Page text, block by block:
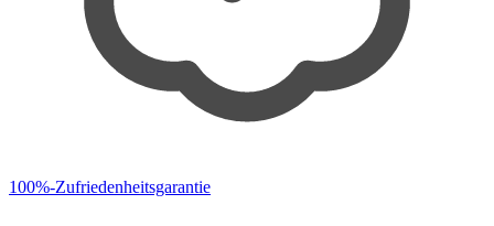
100%-Zufriedenheitsgarantie